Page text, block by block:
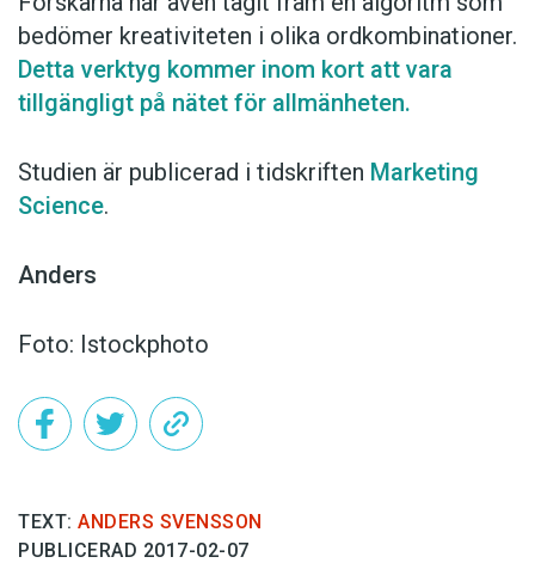
bedömer kreativiteten i olika ordkombinationer.
Detta verktyg kommer inom kort att vara
tillgängligt på nätet för allmänheten.
Studien är publicerad i tidskriften Marketing
Science.
Anders
Foto: Istockphoto
TEXT: ANDERS SVENSSON
PUBLICERAD 2017-02-07